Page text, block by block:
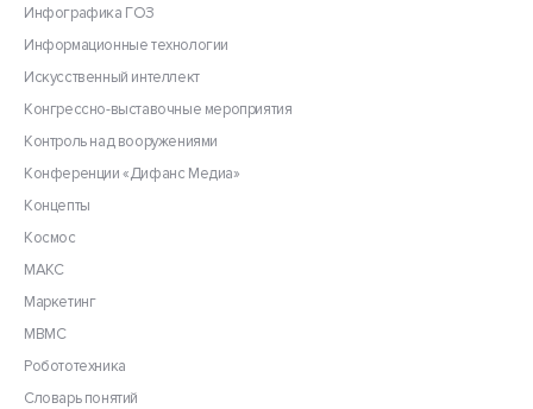
Инфографика ГОЗ
Информационные технологии
Искусственный интеллект
Конгрессно-выставочные мероприятия
Контроль над вооружениями
Конференции «Дифанс Медиа»
Концепты
Космос
МАКС
Маркетинг
МВМС
Робототехника
Словарь понятий